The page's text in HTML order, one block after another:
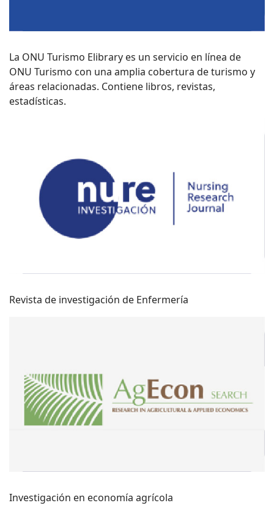
La ONU Turismo Elibrary es un servicio en línea de
ONU Turismo con una amplia cobertura de turismo y
áreas relacionadas. Contiene libros, revistas,
estadísticas.
Revista de investigación de Enfermería
Investigación en economía agrícola